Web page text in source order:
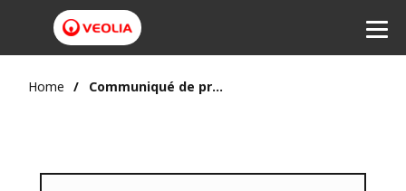
Home Communiqué de presse Q1 2008 24 juillet 2008